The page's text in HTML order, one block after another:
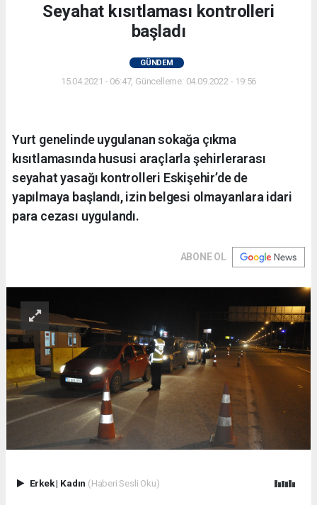
Seyahat kısıtlaması kontrolleri
başladı
GÜNDEM
15.04.2021 - 06:47, Güncelleme: 04.09.2022 - 19:56
Yurt genelinde uygulanan sokağa çıkma
kısıtlamasında hususi araçlarla şehirlerarası
seyahat yasağı kontrolleri Eskişehir’de de
yapılmaya başlandı, izin belgesi olmayanlara idari
para cezası uygulandı.
ABONE OL
Erkek| Kadın (Haberi Sesli Oku)